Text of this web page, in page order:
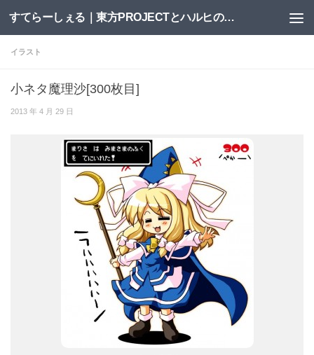
コンテンツへスキップ すてらーしぇる｜東方PROJECTとハルヒの二次創作サイト
イラスト
小ネタ魔理沙[300枚目]
2013 年 4 月 29 日